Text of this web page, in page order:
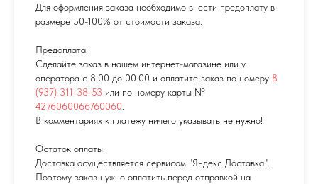
Для оформления заказа необходимо внести предоплату в
размере 50-100% от стоимости заказа.
Предоплата:
Сделайте заказ в нашем интернет-магазине или у
оператора с 8.00 до 00.00 и оплатите заказ по номеру 8
(937) 311-38-53 или по номеру карты №
4276060066760060
В комментариях к платежу ничего указывать не нужно!
Остаток оплаты:
Доставка осуществляется сервисом "Яндекс Доставка".
Поэтому заказ нужно оплатить перед отправкой на